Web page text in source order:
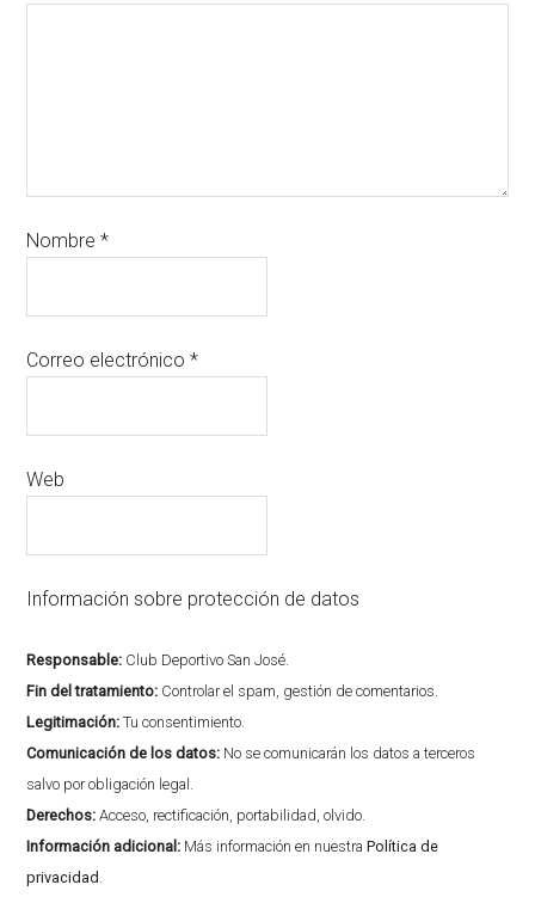
Nombre*
Correo electrónico*
Web
Información sobre protección de datos
Responsable: Club Deportivo San José.
Fin del tratamiento: Controlar el spam, gestión de comentarios.
Legitimación: Tu consentimiento.
Comunicación de los datos: No se comunicarán los datos a terceros
salvo por obligación legal.
Derechos: Acceso, rectificación, portabilidad, olvido.
Información adicional: Más información en nuestraPolítica de
privacidad .